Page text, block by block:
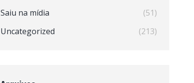
Saiu na mídia
(51)
Uncategorized
(213)